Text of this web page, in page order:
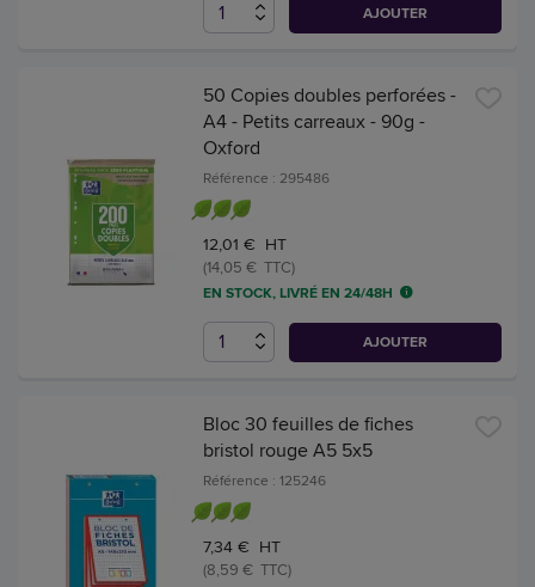
AJOUTER
50 Copies doubles perforées -
A4 - Petits carreaux - 90g -
Oxford
Référence : 295486
12,01 € HT
(14,05 € TTC)
EN STOCK, LIVRÉ EN 24/48H
AJOUTER
Bloc 30 feuilles de fiches
bristol rouge A5 5x5
Référence : 125246
7,34 € HT
(8,59 € TTC)